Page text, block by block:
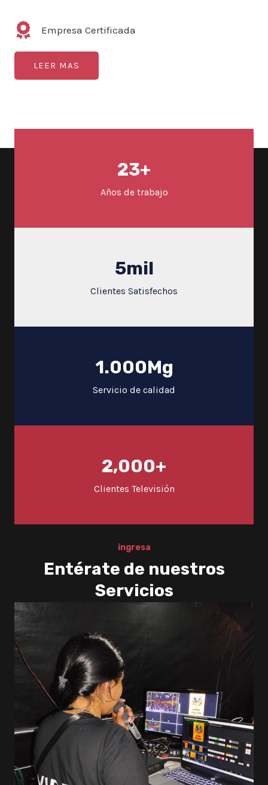
Empresa Certificada
LEER MAS
23+
Años de trabajo
5mil
Clientes Satisfechos
1.000Mg
Servicio de calidad
2,000+
Clientes Televisión
ingresa
Entérate de nuestros
Servicios